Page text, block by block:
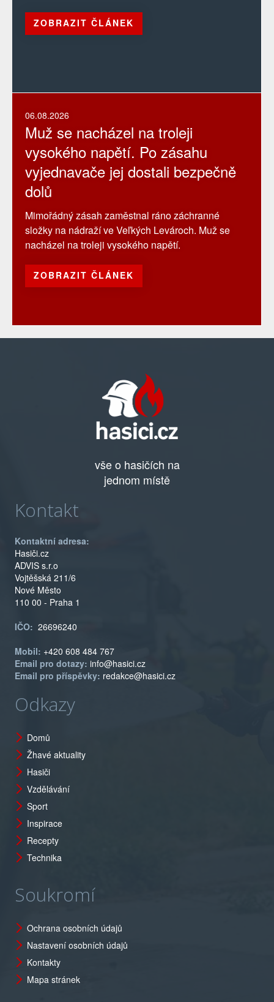
ZOBRAZIT ČLÁNEK
06.08.2026
Muž se nacházel na troleji
vysokého napětí. Po zásahu
vyjednavače jej dostali bezpečně
dolů
Mimořádný zásah zaměstnal ráno záchranné
složky na nádraží ve Veľkých Levároch. Muž se
nacházel na troleji vysokého napětí.
ZOBRAZIT ČLÁNEK
vše o hasičích na
jednom místě
Kontakt
Kontaktní adresa:
Hasiči.cz
ADVIS s.r.o
Vojtěšská 211/6
Nové Město
110 00 - Praha 1
IČO: 26696240
Mobil: +420 608 484 767
Email pro dotazy: info@hasici.cz
Email pro příspěvky: redakce@hasici.cz
Odkazy
Domů
Žhavé aktuality
Hasiči
Vzdělávání
Sport
Inspirace
Recepty
Technika
Soukromí
Ochrana osobních údajů
Nastavení osobních údajů
Kontakty
Mapa stránek